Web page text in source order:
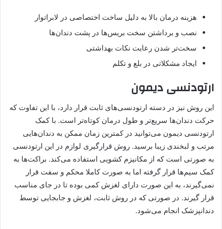
هزینه درمان بالا به دلیل ساخت اختصاصی در لابراتوار
نصب و برداشتن سخت بریس‌ها در پشت دندان‌ها
سخت‌تر شدن رعایت نکات بهداشتی
ایجاد مشکلاتی در بلع و تکلم
ارتودنسی دیمون
این روش نیز در دسته ارتودنسی‌های ثابت قرار دارد، با این تفاوت که
حرکت دندان‌ها سریع‌تر و طول درمان کوتاه‌تر است. با کمک
ارتودنسی دیمون می‌توانید در کمترین زمان ممکن به دندان‌هایی
مرتب و لبخندی زیبا برسید. روش قرارگیری لوازم در این ارتودنسی
به صورتی است که از مکانیزم کشویی استفاده می‌کند. براکت‌ها به
کمک سیم‌ها قرار گرفته اما به صورت کاملا محکم و سفت قرار
نمی‌گیرند، به این صورت دارای لغزش کمی بوده تا در جای مناسب
قرار گیرند. در صورتی که در روش ثابت، لغزش و جابجایی توسط
دندانپزشک انجام می‌شود.